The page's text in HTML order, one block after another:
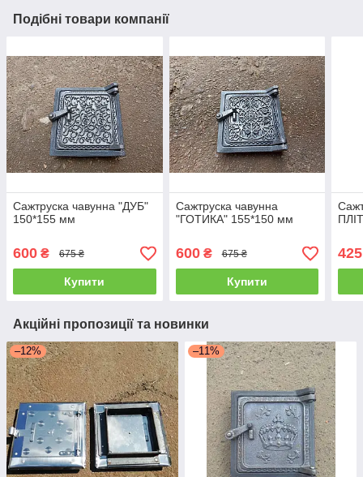
Подібні товари компанії
Сажтруска чавунна "ДУБ"
150*155 мм
600 ₴ 675 ₴
Купити
Сажтруска чавунна
"ГОТИКА" 155*150 мм
600₴ 675 ₴
Купити
425
Акційні пропозиції та новинки
–12% –11%